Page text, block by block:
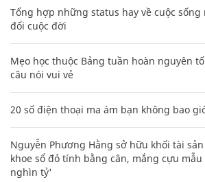
Tổng hợp những status hay về cuộc
đổi cuộc đời
Mẹo học thuộc Bảng tuần hoàn nguyên
câu nói vui vẻ
20 số điện thoại ma ám bạn không bao
Nguyễn Phương Hằng sở hữu khối tài
khoe sổ đỏ tính bằng cân, mắng cựu
nghìn tỷ'